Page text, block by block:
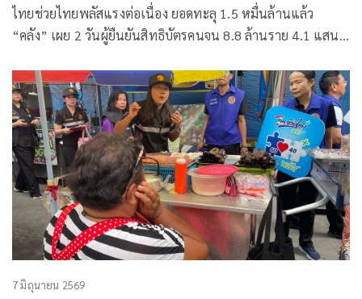
ไทยช่วยไทยพลัสแรงต่อเนื่อง ยอดทะลุ 1.5 หมื่นล้านแล้ว
“คลัง” เผย 2 วันผู้ยืนยันสิทธิบัตรคนจน 8.8 ล้านราย 4.1 แสน
เข้มยังระงม โดยเฉพาะปมเลี้ยงดูพ่อแม่
7 มิถุนายน 2569